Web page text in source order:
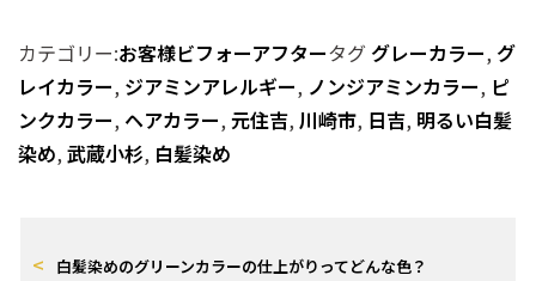
e
b
o
o
te
r
カテゴリー:お客様ビフォーアフタータグ グレーカラー, グ
レイカラー, ジアミンアレルギー, ノンジアミンカラー, ピ
ンクカラー, ヘアカラー,元住吉,川崎市, 日吉, 明るい白髪
染め,武蔵小杉, 白髪染め
白髪染めのグリーンカラーの仕上がりってどんな色？